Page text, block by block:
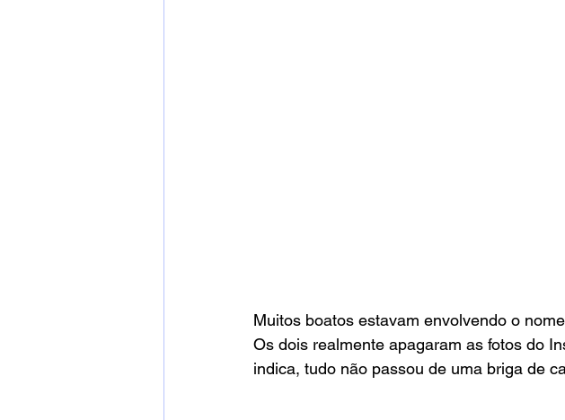
Muitos boatos estavam envolvendo o
Os dois realmente apagaram as fotos do
indica, tudo não passou de uma briga de